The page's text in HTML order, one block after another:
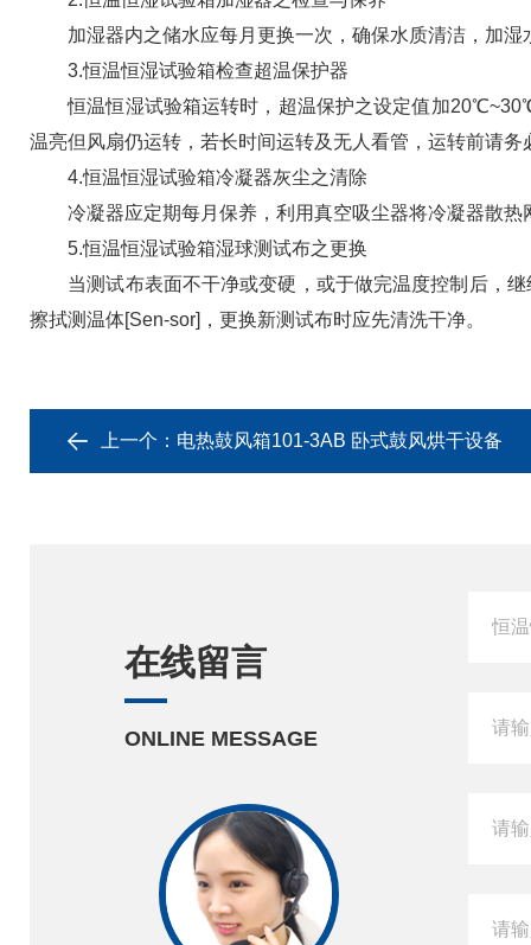
加湿器内之储水应每月更换一次，确保水质清洁，加湿
3.恒温恒湿试验箱检查超温保护器
恒温恒湿试验箱运转时，超温保护之设定值加20℃~30℃
温亮但风扇仍运转，若长时间运转及无人看管，运转前请
4.恒温恒湿试验箱冷凝器灰尘之清除
冷凝器应定期每月保养，利用真空吸尘器将冷凝器散热
5.恒温恒湿试验箱湿球测试布之更换
当测试布表面不干净或变硬，或于做完温度控制后，继
擦拭测温体[Sen-sor]，更换新测试布时应先清洗干净。
上一个： 电热鼓风箱101-3AB 卧式鼓风烘干设备
在线留言
ONLINE MESSAGE